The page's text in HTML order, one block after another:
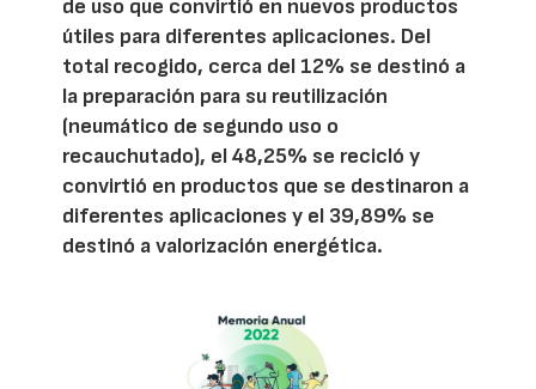
de uso que convirtió en nuevos productos
útiles para diferentes aplicaciones. Del
total recogido, cerca del 12% se destinó a
la preparación para su reutilización
(neumático de segundo uso o
recauchutado), el 48,25% se recicló y
convirtió en productos que se destinaron a
diferentes aplicaciones y el 39,89% se
destinó a valorización energética.